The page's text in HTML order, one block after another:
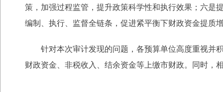
策，加强过程监管，提升政策科学性和执行效果；六是
编制、执行、监督全链条，促进紧平衡下财政资金提质
针对本次审计发现的问题，各预算单位高度重视并
财政资金、非税收入、结余资金等上缴市财政。同时，